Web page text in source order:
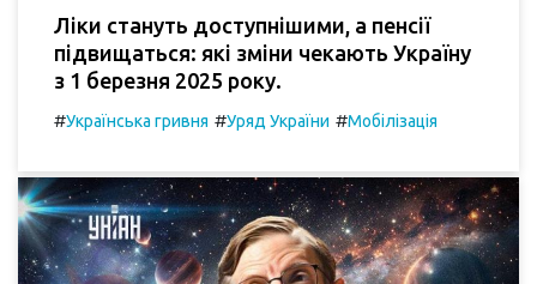
Ліки стануть доступнішими, а пенсії
підвищаться: які зміни чекають Україну
з 1 березня 2025 року.
#Українська гривня #Уряд України #Мобілізація